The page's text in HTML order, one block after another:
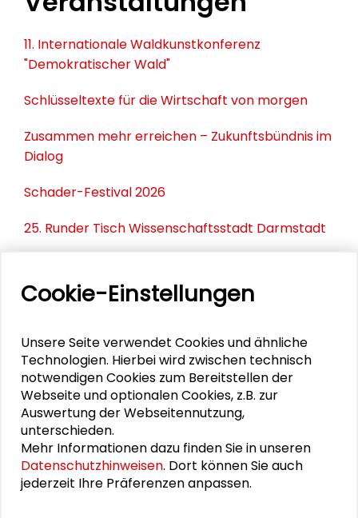
11. Internationale Waldkunstkonferenz
"Demokratischer Wald"
Schlüsseltexte für die Wirtschaft von morgen
Zusammen mehr erreichen – Zukunftsbündnis im
Dialog
Schader-Festival 2026
25. Runder Tisch Wissenschaftsstadt Darmstadt
PERSONEN IM KONTEXT
Jan Gehl
Sabine Ammon
Christoph J. Baumberger
Christine Neubert
Constanze A. Petrow
Cookie-Einstellungen
Unsere Seite verwendet Cookies und ähnliche
Technologien. Hierbei wird zwischen technisch
notwendigen Cookies zum Bereitstellen der
Webseite und optionalen Cookies, z.B. zur
Auswertung der Webseitennutzung,
unterschieden.
Mehr Informationen dazu finden Sie in unseren
Datenschutzhinweisen. Dort können Sie auch
jederzeit Ihre Präferenzen anpassen.